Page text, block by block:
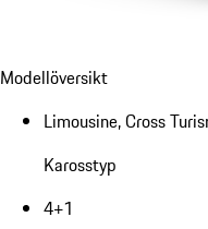
Modellöversikt
Limousine, Cross
Karosstyp
4+1